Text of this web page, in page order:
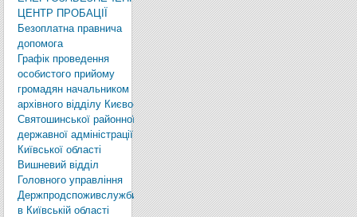
ЦЕНТР ПРОБАЦІЇ
Безоплатна правнича
допомога
Графік проведення
особистого прийому
громадян начальником
архівного відділу Києво-
Святошинської районної
державної адміністрації
Київської області
Вишневий відділ
Головного управління
Держпродспоживслужби
в Київській області